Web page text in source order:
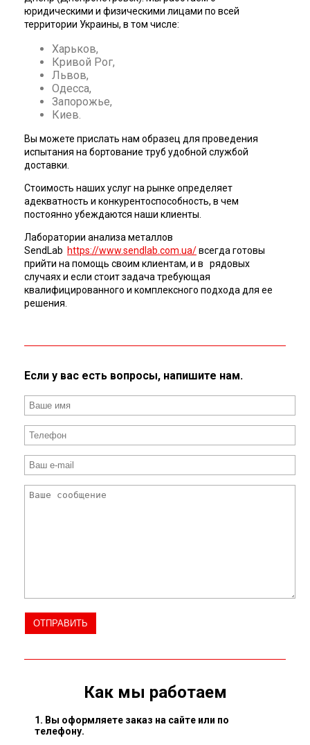
юридическими и физическими лицами по всей
территории Украины, в том числе:
Харьков,
Кривой Рог,
Львов,
Одесса,
Запорожье,
Киев.
Вы можете прислать нам образец для проведения
испытания на бортование труб удобной службой
доставки.
Стоимость наших услуг на рынке определяет
адекватность и конкурентоспособность, в чем
постоянно убеждаются наши клиенты.
Лаборатории анализа металлов
SendLab https://www.sendlab.com.ua/всегда готовы
прийти на помощь своим клиентам, и в рядовых
случаях и если стоит задача требующая
квалифицированного и комплексного подхода для ее
решения.
Если у вас есть вопросы, напишите нам.
Как мы работаем
1. Вы оформляете заказ на сайте или по
телефону.